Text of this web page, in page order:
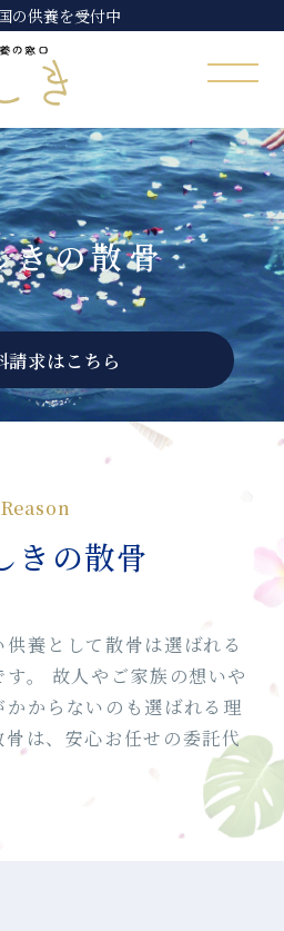
の供養を受付中
きの散骨
請求はこちら
Reason
きの散骨
養として散骨は選ばれる
。
故人やご家族の想いや
からないのも選ばれる理
は、安心お任せの委託代